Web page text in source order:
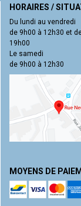
HORAIRES /
Du lundi au vendredi
de 9h00 à 12h30 et
19h00
Le samedi
de 9h00 à 12h30
MOYENS DE